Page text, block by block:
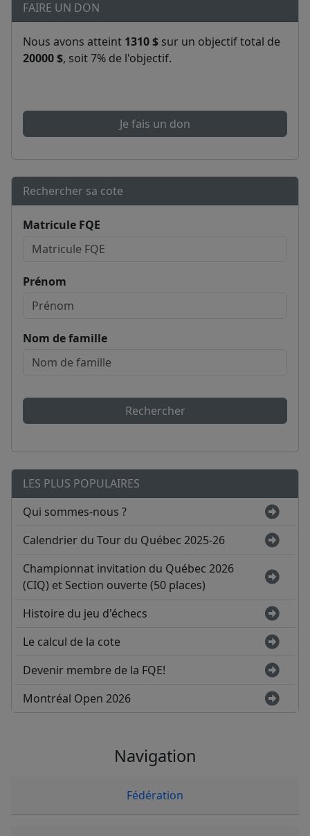
FAIRE UN DON
Nous avons atteint 1310 $ sur un objectif total de
20000 $, soit 7% de l'objectif.
Je fais un don
Rechercher sa cote
Matricule FQE
Prénom
Nom de famille
Rechercher
LES PLUS POPULAIRES
Qui sommes-nous ?
Calendrier du Tour du Québec 2025-26
Championnat invitation du Québec 2026
(CIQ) et Section ouverte (50 places)
Histoire du jeu d'échecs
Le calcul de la cote
Devenir membre de la FQE!
Montréal Open 2026
Navigation
Fédération